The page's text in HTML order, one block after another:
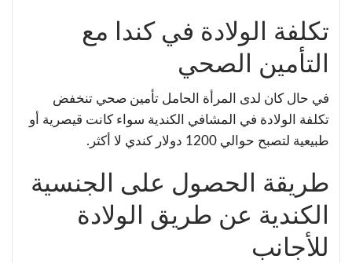
تكلفة الولادة في كندا مع
التأمين الصحي
في حال كان لدى المرأة الحامل تأمين صحي تنخفض
تكلفة الولادة في المشافي الكندية سواء كانت قيصرية أو
طبيعية لتصبح حوالي 1200 دولار كندي لا أكثر.
طريقة الحصول على الجنسية
الكندية عن طريق الولادة
للأجانب